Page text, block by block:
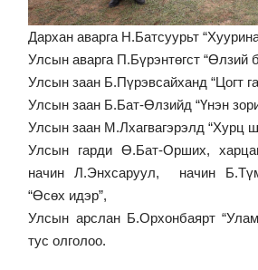
Дархан аварга Н.Батсуурьт
Улсын аварга П.Бүрэнтөгст “Өлзий
Улсын заан Б.Пүрэвсайханд “Цогт
Улсын заан Б.Бат-Өлзийд “Үнэн
Улсын заан М.Лхагвагэрэлд “Хурц
Улсын гарди Ө.Бат-Орших,
начин Л.Энхсаруул, начин
“Өсөх идэр”,
Улсын арслан Б.Орхонбаярт
тус олголоо.